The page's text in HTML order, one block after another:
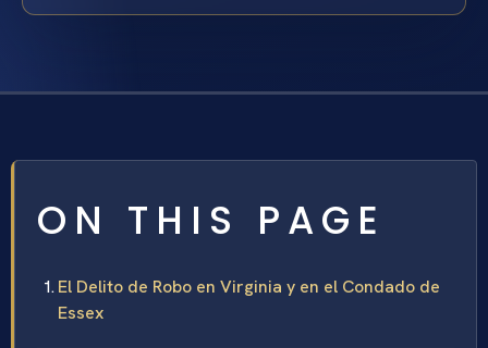
ON THIS PAGE
El Delito de Robo en Virginia y en el Condado de
Essex